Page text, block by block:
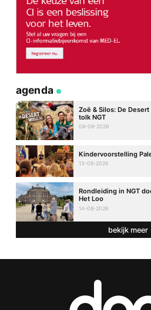
agenda
Zoë & Silos: De
tolk NGT
08-08-2026
Kindervoorstelling
13-08-2026
Rondleiding in NGT
Het Loo
14-08-2026
bekijk meer